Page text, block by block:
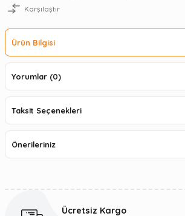
Karşılaştır
Ürün Bilgisi
Yorumlar (0)
Taksit Seçenekleri
Önerileriniz
Ücretsiz Kargo